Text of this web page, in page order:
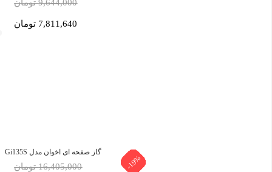
9,644,000 تومان
7,811,640 تومان
گاز صفحه ای اخوان مدل Gi135S
16,405,000 تومان -5%
-5%
-5%
-19%
-5%
-19%
-19%
-19%
-19%
-19%
-5%
-19%